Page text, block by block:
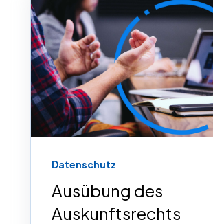
Datenschutz
Ausübung des
Auskunftsrechts